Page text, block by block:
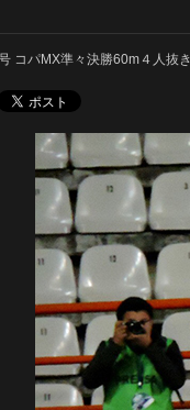
コパMX準々決勝60m４人抜